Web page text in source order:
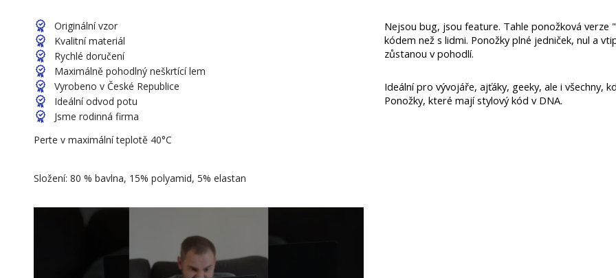
Originální vzor
Kvalitní materiál
Rychlé doručení
Maximálně pohodlný neškrtící lem
Vyrobeno v České Republice
Ideální odvod potu
Jsme rodinná firma
Perte v maximální teplotě 40°C
Složení: 80 % bavlna, 15% polyamid, 5% elastan
Nejsou bug, jsou feature. Tahle ponožková
kódem než s lidmi. Ponožky plné jedniček, nul a
zůstanou v pohodlí.
Ideální pro vývojáře, ajťáky, geeky, ale i všechny,
Ponožky, které mají stylový kód v DNA.